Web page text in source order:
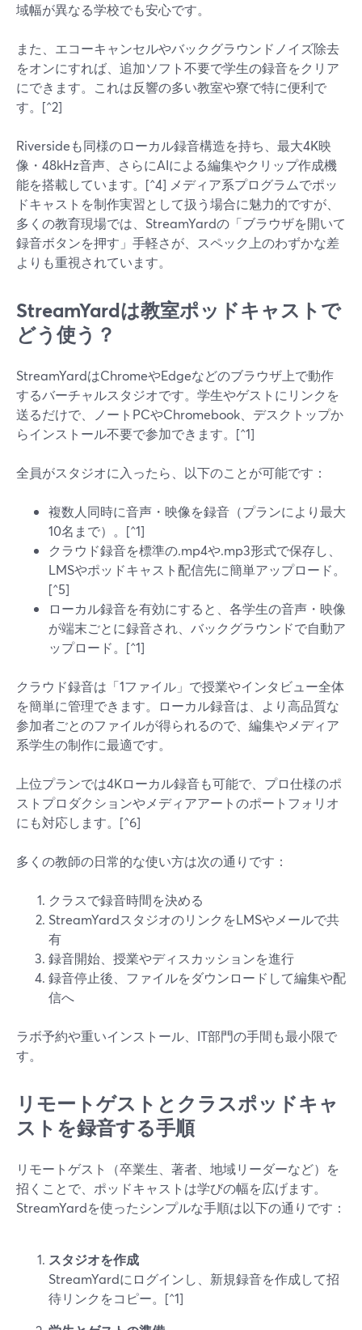
域幅が異なる学校でも安心です。
また、エコーキャンセルやバックグラウンドノイズ除去
をオンにすれば、追加ソフト不要で学生の録音をクリア
にできます。これは反響の多い教室や寮で特に便利で
す。[^2]
Riversideも同様のローカル録音構造を持ち、最大4K映
像・48kHz音声、さらにAIによる編集やクリップ作成機
能を搭載しています。[^4] メディア系プログラムでポッ
ドキャストを制作実習として扱う場合に魅力的ですが、
多くの教育現場では、StreamYardの「ブラウザを開いて
録音ボタンを押す」手軽さが、スペック上のわずかな差
よりも重視されています。
StreamYardは教室ポッドキャストで
どう使う？
StreamYardはChromeやEdgeなどのブラウザ上で動作
するバーチャルスタジオです。学生やゲストにリンクを
送るだけで、ノートPCやChromebook、デスクトップか
らインストール不要で参加できます。[^1]
全員がスタジオに入ったら、以下のことが可能です：
複数人同時に音声・映像を録音（プランにより最大
10名まで）。[^1]
クラウド録音を標準の.mp4や.mp3形式で保存し、
LMSやポッドキャスト配信先に簡単アップロード。
[^5]
ローカル録音を有効にすると、各学生の音声・映像
が端末ごとに録音され、バックグラウンドで自動ア
ップロード。[^1]
クラウド録音は「1ファイル」で授業やインタビュー全体
を簡単に管理できます。ローカル録音は、より高品質な
参加者ごとのファイルが得られるので、編集やメディア
系学生の制作に最適です。
上位プランでは4Kローカル録音も可能で、プロ仕様のポ
ストプロダクションやメディアアートのポートフォリオ
にも対応します。[^6]
多くの教師の日常的な使い方は次の通りです：
クラスで録音時間を決める
StreamYardスタジオのリンクをLMSやメールで共
有
録音開始、授業やディスカッションを進行
録音停止後、ファイルをダウンロードして編集や配
信へ
ラボ予約や重いインストール、IT部門の手間も最小限で
す。
リモートゲストとクラスポッドキャ
ストを録音する手順
リモートゲスト（卒業生、著者、地域リーダーなど）を
招くことで、ポッドキャストは学びの幅を広げます。
StreamYardを使ったシンプルな手順は以下の通りです：
スタジオを作成
StreamYardにログインし、新規録音を作成して招
待リンクをコピー。[^1]